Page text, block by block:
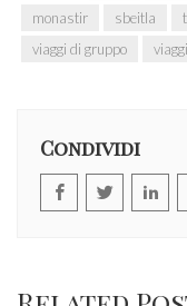
monastir
sbeitla
viaggi di gruppo
Condividi